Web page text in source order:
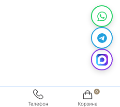
Телефон Корзина